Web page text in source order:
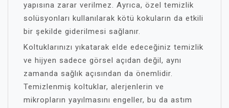
yapısına zarar verilmez. Ayrıca, özel temizlik
solüsyonları kullanılarak kötü kokuların da etkili
bir şekilde giderilmesi sağlanır.
Koltuklarınızı yıkatarak elde edeceğiniz temizlik
ve hijyen sadece görsel açıdan değil, aynı
zamanda sağlık açısından da önemlidir.
Temizlenmiş koltuklar, alerjenlerin ve
mikropların yayılmasını engeller, bu da astım